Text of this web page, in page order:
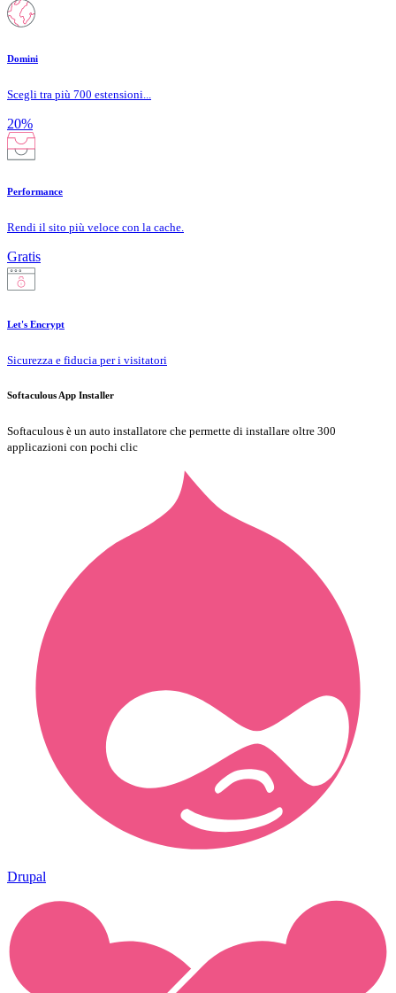
Domini
Scegli tra più 700 estensioni...
20%
Performance
Rendi il sito più veloce con la cache.
Gratis
Let's Encrypt
Sicurezza e fiducia per i visitatori
Softaculous App Installer
Softaculous è un auto installatore che permette di installare oltre 300
applicazioni con pochi clic
Drupal